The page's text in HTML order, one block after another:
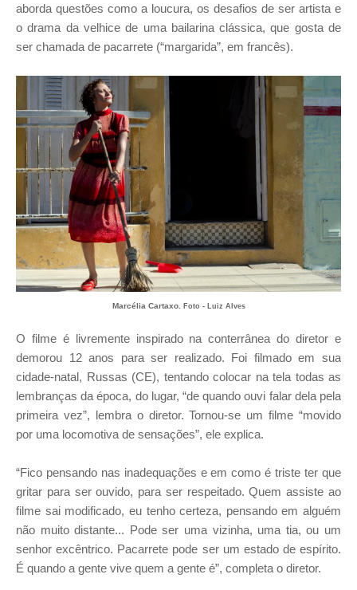
aborda questões como a loucura, os desafios de ser artista e
o drama da velhice de uma bailarina clássica, que gosta de
ser chamada de pacarrete (“margarida”, em francês).
Marcélia Cartaxo. Foto - Luiz Alves
O filme é livremente inspirado na conterrânea do diretor e
demorou 12 anos para ser realizado. Foi filmado em sua
cidade-natal, Russas (CE), tentando colocar na tela todas as
lembranças da época, do lugar, “de quando ouvi falar dela pela
primeira vez”, lembra o diretor. Tornou-se um filme “movido
por uma locomotiva de sensações”, ele explica.
“Fico pensando nas inadequações e em como é triste ter que
gritar para ser ouvido, para ser respeitado. Quem assiste ao
filme sai modificado, eu tenho certeza, pensando em alguém
não muito distante... Pode ser uma vizinha, uma tia, ou um
senhor excêntrico. Pacarrete pode ser um estado de espírito.
É quando a gente vive quem a gente é”, completa o diretor.